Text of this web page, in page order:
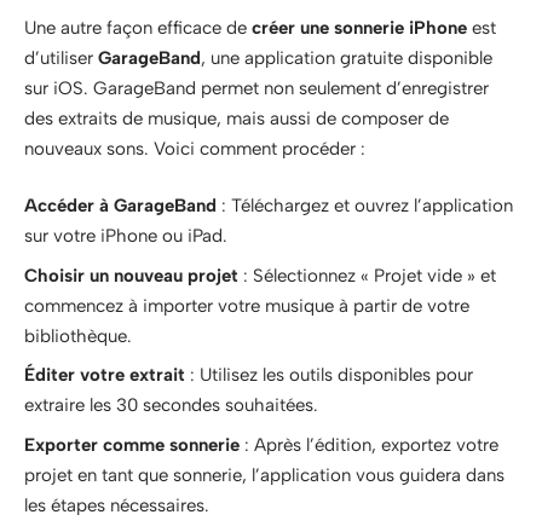
Une autre façon efficace de créer une sonnerie iPhone est
d’utiliser GarageBand, une application gratuite disponible
sur iOS. GarageBand permet non seulement d’enregistrer
des extraits de musique, mais aussi de composer de
nouveaux sons. Voici comment procéder :
Accéder à GarageBand : Téléchargez et ouvrez l’application
sur votre iPhone ou iPad.
Choisir un nouveau projet : Sélectionnez « Projet vide » et
commencez à importer votre musique à partir de votre
bibliothèque.
Éditer votre extrait : Utilisez les outils disponibles pour
extraire les 30 secondes souhaitées.
Exporter comme sonnerie : Après l’édition, exportez votre
projet en tant que sonnerie, l’application vous guidera dans
les étapes nécessaires.